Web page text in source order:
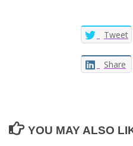
Tweet
Share
YOU MAY ALSO